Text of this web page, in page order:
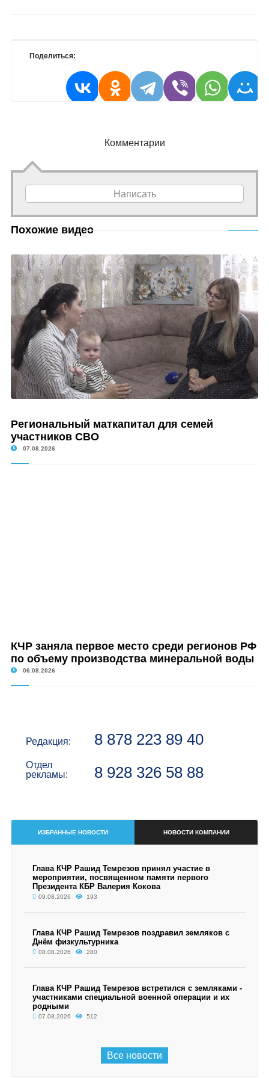
Поделиться:
Комментарии
Написать
Похожие видео
Региональный маткапитал для семей
участников СВО
07.08.2026
КЧР заняла первое место среди регионов РФ
по объему производства минеральной воды
06.08.2026
Редакция: 8 878 223 89 40
Отдел
рекламы:
8 928 326 58 88
ИЗБРАННЫЕ НОВОСТИ НОВОСТИ КОМПАНИИ
Глава КЧР Рашид Темрезов принял участие в
мероприятии, посвященном памяти первого
Президента КБР Валерия Кокова
09.08.2026 193
Глава КЧР Рашид Темрезов поздравил земляков с
Днём физкультурника
08.08.2026 280
Глава КЧР Рашид Темрезов встретился с земляками -
участниками специальной военной операции и их
родными
07.08.2026 512
Все новости